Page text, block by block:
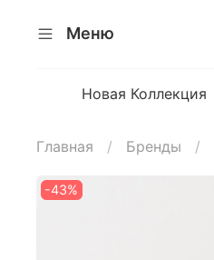
Меню
Новая Коллекция
Главная Бренды
-43%